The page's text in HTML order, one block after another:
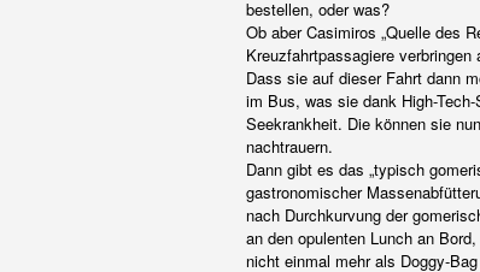
bestellen, oder was?
Ob aber Casimiros „Quelle des
Kreuzfahrtpassagiere
Dass sie auf dieser Fahrt dann
im Bus, was sie dank High-
Seekrankheit. Die können sie
nachtrauern.
Dann gibt es das „typisch
gastronomischer
nach Durchkurvung der
an den opulenten Lunch an
nicht einmal mehr als Doggy-